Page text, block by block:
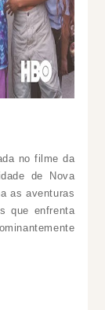
no filme da
de Nova
as aventuras
que enfrenta